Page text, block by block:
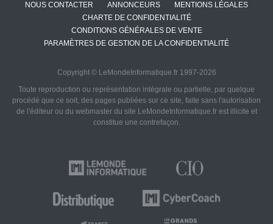
NOUS CONTACTER ANNONCEURS
MENTIONS LÉGALES
CHARTE DE CONFIDENTIALITÉ
CONDITIONS GÉNÉRALES DE VENTE
PARAMÈTRES DE GESTION DE LA CONFIDENTIALITÉ
Copyright © LeMondeInformatique.fr 1997-2026
Toute reproduction ou représentation intégrale ou partielle, par quelque
procédé que ce soit, des pages publiées sur ce site, faite sans l'autorisation
de l'éditeur ou du webmaster du site LeMondeInformatique.fr est illicite et
constitue une contrefaçon.